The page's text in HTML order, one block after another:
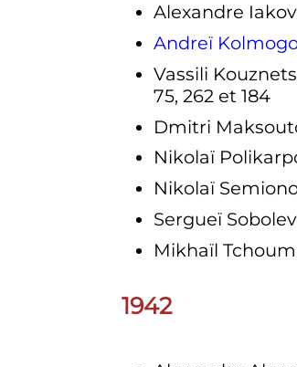
Alexandre
Andreï
Vassili
75, 262 et 184
Dmitri
Nikolaï
Nikolaï
Sergueï Sobolev
Mikhaïl
1942